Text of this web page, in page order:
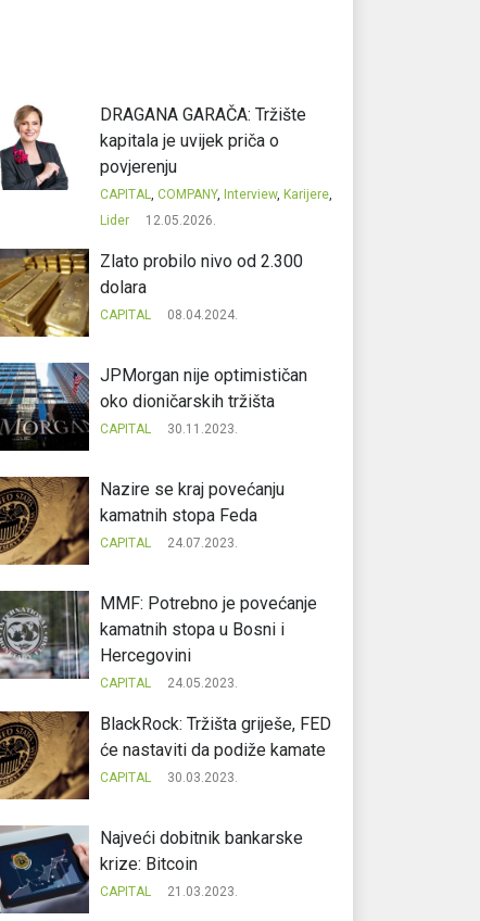
DRAGANA GARAČA: Tržište
kapitala je uvijek priča o
povjerenju
CAPITAL,COMPANY, Interview, Karijere,
Lider
12.05.2026.
Zlato probilo nivo od 2.300
dolara
CAPITAL 08.04.2024.
JPMorgan nije optimističan
oko dioničarskih tržišta
CAPITAL 30.11.2023.
Nazire se kraj povećanju
kamatnih stopa Feda
CAPITAL 24.07.2023.
MMF: Potrebno je povećanje
kamatnih stopa u Bosni i
Hercegovini
CAPITAL 24.05.2023.
BlackRock: Tržišta griješe, FED
će nastaviti da podiže kamate
CAPITAL 30.03.2023.
Najveći dobitnik bankarske
krize: Bitcoin
CAPITAL 21.03.2023.